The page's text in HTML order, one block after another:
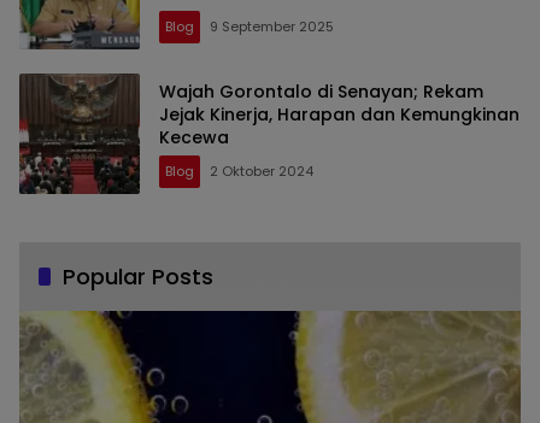
Blog 9 September 2025
Wajah Gorontalo di Senayan; Rekam
Jejak Kinerja, Harapan dan Kemungkinan
Kecewa
Blog 2 Oktober 2024
Popular Posts